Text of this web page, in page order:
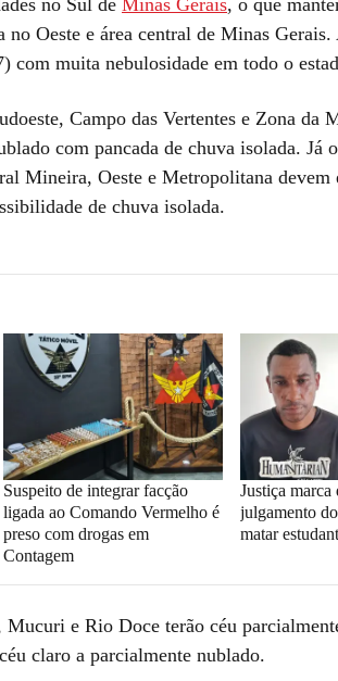
no Oeste e área central de Minas
com muita nebulosidade em todo o
Campo das Vertentes e Zona da
com pancada de chuva isolada. Já
Mineira, Oeste e Metropolitana devem
de chuva isolada.
Suspeito de integrar facção
ligada ao Comando Vermelho é
preso com drogas em
Contagem
Justiça marca
julgamento
matar
Mucuri e Rio Doce terão céu
claro a parcialmente nublado.